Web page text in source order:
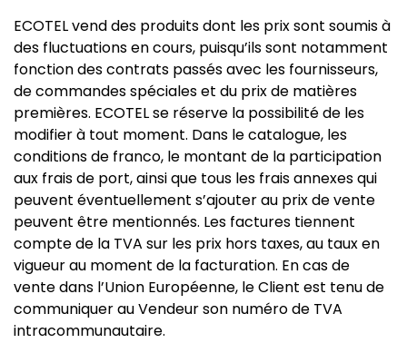
ECOTEL vend des produits dont les prix sont soumis à
des fluctuations en cours, puisqu’ils sont notamment
fonction des contrats passés avec les fournisseurs,
de commandes spéciales et du prix de matières
premières. ECOTEL se réserve la possibilité de les
modifier à tout moment. Dans le catalogue, les
conditions de franco, le montant de la participation
aux frais de port, ainsi que tous les frais annexes qui
peuvent éventuellement s’ajouter au prix de vente
peuvent être mentionnés. Les factures tiennent
compte de la TVA sur les prix hors taxes, au taux en
vigueur au moment de la facturation. En cas de
vente dans l’Union Européenne, le Client est tenu de
communiquer au Vendeur son numéro de TVA
intracommunautaire.